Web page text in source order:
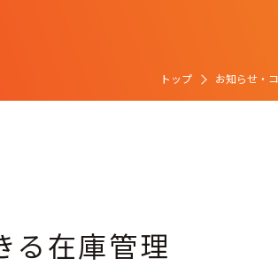
システムエンジリアニングサービス
トップ お知らせ・
る在庫管理